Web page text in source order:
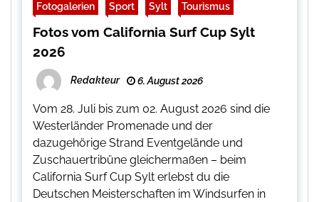
Fotogalerien Sport Sylt Tourismus
Fotos vom California Surf Cup Sylt
2026
Redakteur 6. August 2026
Vom 28. Juli bis zum 02. August 2026 sind die
Westerländer Promenade und der
dazugehörige Strand Eventgelände und
Zuschauertribüne gleichermaßen – beim
California Surf Cup Sylt erlebst du die
Deutschen Meisterschaften im Windsurfen in